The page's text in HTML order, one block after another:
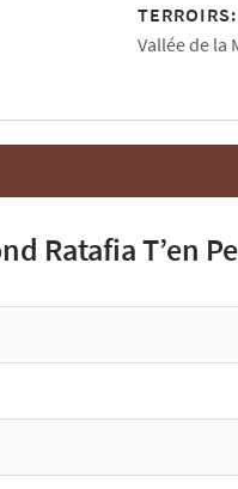
TERROIRS:
Vallée de la
Ratafia T’en